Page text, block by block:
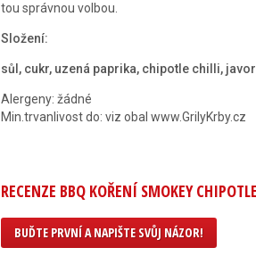
tou správnou volbou.
Složení:
sůl, cukr, uzená paprika, chipotle chilli,
Alergeny: žádné
Min.trvanlivost do: viz obal www.GrilyKrby.cz
RECENZE BBQ KOŘENÍ SMOKEY
BUĎTE PRVNÍ A NAPIŠTE SVŮJ NÁZOR!